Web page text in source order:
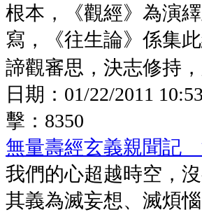
根本，《觀經》為演
寫，《往生論》係集
諦觀審思，決志修持
日期： 01/22/2011
擊： 8350
無量壽經玄義親聞記
我們的心超越時空，
其義為滅妄想、滅煩